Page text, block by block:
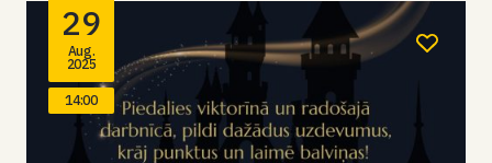
29
Aug.
2025
14:00